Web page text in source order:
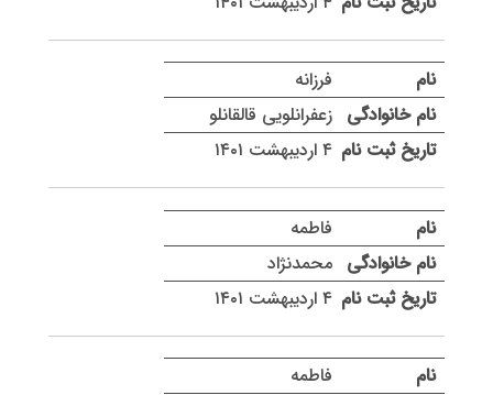
فرزانه
زعفرانلویی قالقانلو
۴ اردیبهشت ۱۴۰۱
فاطمه
محمدنژاد
۴ اردیبهشت ۱۴۰۱
فاطمه